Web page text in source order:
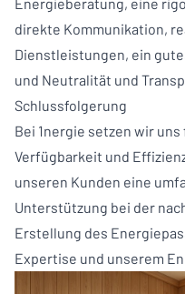
direkte Kommunikation,
Dienstleistungen, ein
und Neutralität und
Schlussfolgerung
Bei 1nergie setzen wir
Verfügbarkeit und
unseren Kunden eine
Unterstützung bei der
Erstellung des
Expertise und unserem